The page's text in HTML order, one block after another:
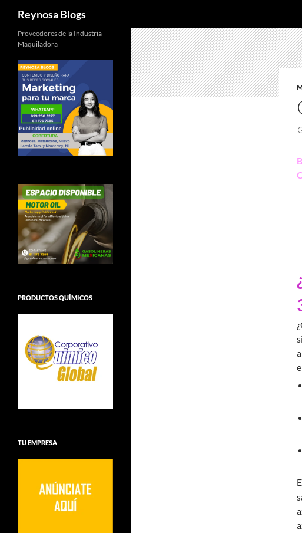
Reynosa Blogs
Proveedores de la Industria
Maquiladora
PRODUCTOS QUÍMICOS
TU EMPRESA